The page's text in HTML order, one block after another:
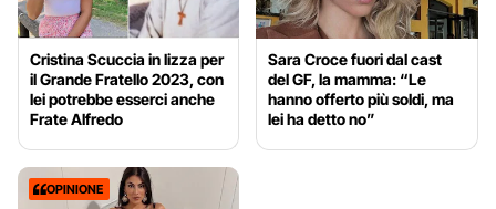
Cristina Scuccia in lizza per
il Grande Fratello 2023, con
lei potrebbe esserci anche
Frate Alfredo
Sara Croce fuori dal cast
del GF, la mamma: “Le
hanno offerto più soldi, ma
lei ha detto no”
OPINIONE